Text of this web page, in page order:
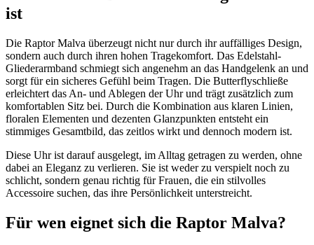
ist
Die Raptor Malva überzeugt nicht nur durch ihr auffälliges Design,
sondern auch durch ihren hohen Tragekomfort. Das Edelstahl-
Gliederarmband schmiegt sich angenehm an das Handgelenk an und
sorgt für ein sicheres Gefühl beim Tragen. Die Butterflyschließe
erleichtert das An- und Ablegen der Uhr und trägt zusätzlich zum
komfortablen Sitz bei. Durch die Kombination aus klaren Linien,
floralen Elementen und dezenten Glanzpunkten entsteht ein
stimmiges Gesamtbild, das zeitlos wirkt und dennoch modern ist.
Diese Uhr ist darauf ausgelegt, im Alltag getragen zu werden, ohne
dabei an Eleganz zu verlieren. Sie ist weder zu verspielt noch zu
schlicht, sondern genau richtig für Frauen, die ein stilvolles
Accessoire suchen, das ihre Persönlichkeit unterstreicht.
Für wen eignet sich die Raptor Malva?